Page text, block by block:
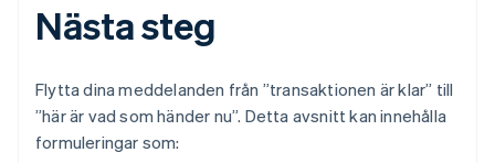
Nästa steg
Flytta dina meddelanden från ”transaktionen är klar” till
”här är vad som händer nu”. Detta avsnitt kan innehålla
formuleringar som: